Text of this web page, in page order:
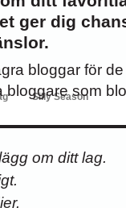
mot Kalmar FFs...
betydelse i...
Silly Season
ger dig
bloggar för
som
om ditt lag.